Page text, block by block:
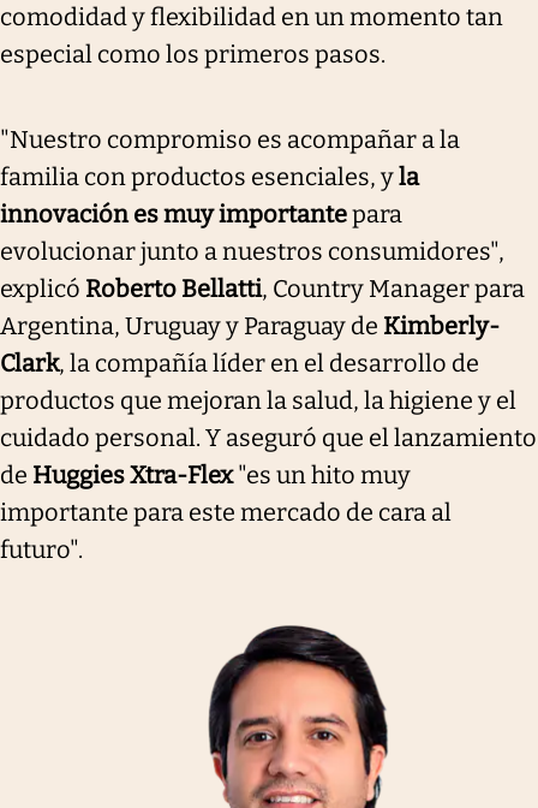
comodidad y flexibilidad en un momento tan
especial como los primeros pasos.
"Nuestro compromiso es acompañar a la
familia con productos esenciales, yla
innovación es muy importantepara
evolucionar junto a nuestros consumidores",
explicó Roberto Bellatti, Country Manager para
Argentina, Uruguay y Paraguay de Kimberly-
Clark, la compañía líder en el desarrollo de
productos que mejoran la salud, la higiene y el
cuidado personal. Y aseguró que el lanzamiento
de Huggies Xtra-Flex"es un hito muy
importante para este mercado de cara al
futuro".